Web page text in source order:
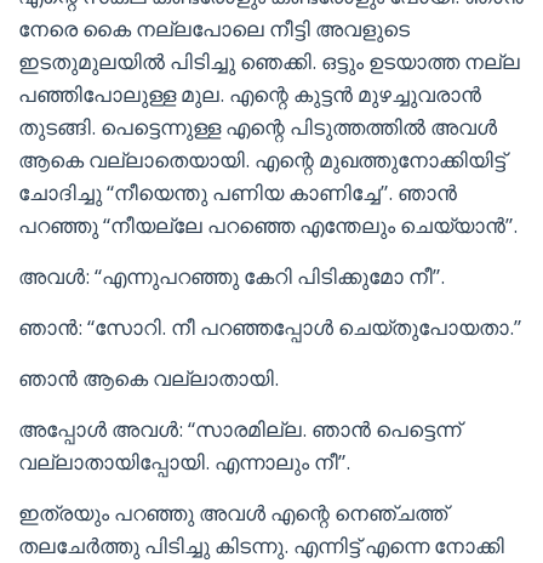
നേരെ കൈ നല്ലപോലെ നീട്ടി അവളുടെ
ഇടതുമുലയിൽ പിടിച്ചു ഞെക്കി. ഒട്ടും ഉടയാത്ത നല്ല
പഞ്ഞിപോലുള്ള മുല. എന്റെ കുട്ടൻ മുഴച്ചുവരാൻ
തുടങ്ങി. പെട്ടെന്നുള്ള എന്റെ പിടുത്തത്തിൽ അവൾ
ആകെ വല്ലാതെയായി. എന്റെ മുഖത്തുനോക്കിയിട്ട്
ചോദിച്ചു “നീയെന്തു പണിയ കാണിച്ചേ”. ഞാൻ
പറഞ്ഞു “നീയല്ലേ പറഞ്ഞെ എന്തേലും ചെയ്യാൻ”.
അവൾ: “എന്നുപറഞ്ഞു കേറി പിടിക്കുമോ നീ”.
ഞാൻ: “സോറി. നീ പറഞ്ഞപ്പോൾ ചെയ്തുപോയതാ.”
ഞാൻ ആകെ വല്ലാതായി.
അപ്പോൾ അവൾ: “സാരമില്ല. ഞാൻ പെട്ടെന്ന്
വല്ലാതായിപ്പോയി. എന്നാലും നീ”.
ഇത്രയും പറഞ്ഞു അവൾ എന്റെ നെഞ്ചത്ത്
തലചേർത്തു പിടിച്ചു കിടന്നു. എന്നിട്ട് എന്നെ നോക്കി